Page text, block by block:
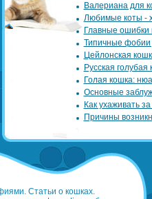
Валериана для
Любимые коты -
Главные ошибки
Типичные
Цейлонская
Русская голубая
Голая кошка:
Основные
Как ухаживать
Причины
Статьи о кошках.